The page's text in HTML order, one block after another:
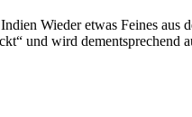
Wieder etwas Feines
und wird